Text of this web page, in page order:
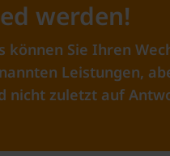
werden!
Sie Ihren
Leistungen,
nicht zuletzt auf